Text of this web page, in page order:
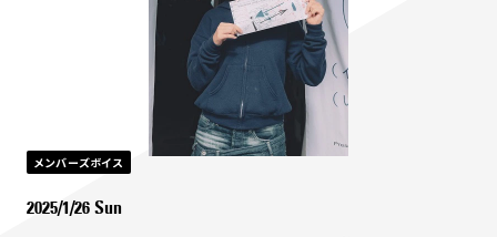
メンバーズボイス
2025/1/26 Sun